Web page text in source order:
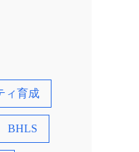
ィ育成
BHLS